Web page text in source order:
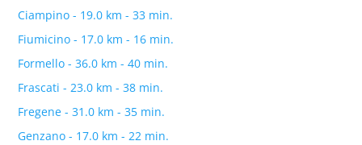
Ciampino - 19.0 km - 33 min.
Fiumicino - 17.0 km - 16 min.
Formello - 36.0 km - 40 min.
Frascati - 23.0 km - 38 min.
Fregene - 31.0 km - 35 min.
Genzano - 17.0 km - 22 min.